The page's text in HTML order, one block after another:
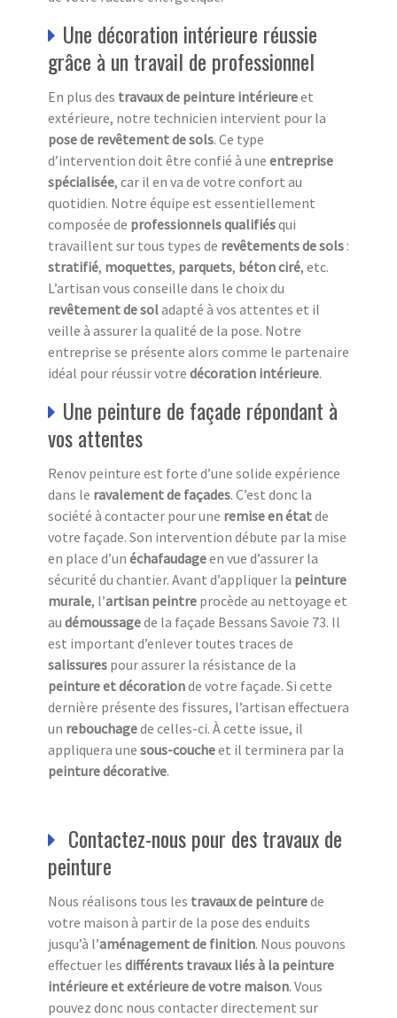
Une décoration intérieure réussie
grâce à un travail de professionnel
En plus des travaux de peinture intérieureet
extérieure, notre technicien intervient pour la
pose de revêtement de sols. Ce type
d’intervention doit être confié à une entreprise
spécialisée, car il en va de votre confort au
quotidien. Notre équipe est essentiellement
composée de professionnels qualifiésqui
travaillent sur tous types de revêtements de sols :
stratifié, moquettes, parquets, béton ciré, etc.
L’artisan vous conseille dans le choix du
revêtement de soladapté à vos attentes et il
veille à assurer la qualité de la pose. Notre
entreprise se présente alors comme le partenaire
idéal pour réussir votre décoration intérieure.
Une peinture de façade répondant à
vos attentes
Renov peinture est forte d’une solide expérience
dans le ravalement de façades. C’est donc la
société à contacter pour une remise en étatde
votre façade. Son intervention débute par la mise
en place d’un échafaudageen vue d’assurer la
sécurité du chantier. Avant d’appliquer la peinture
murale, l’artisan peintre procède au nettoyage et
au démoussagede la façade Bessans Savoie 73. Il
est important d’enlever toutes traces de
salissures pour assurer la résistance de la
peinture et décorationde votre façade. Si cette
dernière présente des fissures, l’artisan effectuera
un rebouchagede celles-ci. À cette issue, il
appliquera une sous-coucheet il terminera par la
peinture décorative.
Contactez-nous pour des travaux de
peinture
Nous réalisons tous les travaux de peinturede
votre maison à partir de la pose des enduits
jusqu’à l’aménagement de finition. Nous pouvons
effectuer les différents travaux liés à la peinture
intérieure et extérieure de votre maison. Vous
pouvez donc nous contacter directement sur